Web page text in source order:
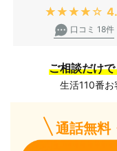
★★★★★
口コミ 18件
ご相談だけ
生活110番お
通話無料